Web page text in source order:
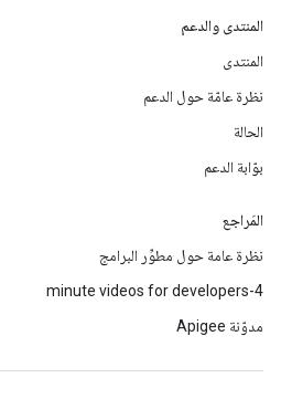
المنتدى والدعم
المنتدى
نظرة عامّة حول الدعم
الحالة
بوّابة الدعم
المَراجع
نظرة عامة حول مطوِّر البرامج
4-minute videos for developers
مدوّنة Apigee